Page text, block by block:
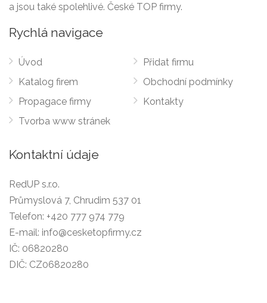
a jsou také spolehlivé. České TOP firmy.
Rychlá navigace
Úvod
Katalog firem
Propagace firmy
Tvorba www stránek
Přidat firmu
Obchodní podmínky
Kontakty
Kontaktní údaje
RedUP s.r.o.
Průmyslová 7, Chrudim 537 01
Telefon: +420 777 974 779
E-mail: info@cesketopfirmy.cz
IČ: 06820280
DIČ: CZ06820280